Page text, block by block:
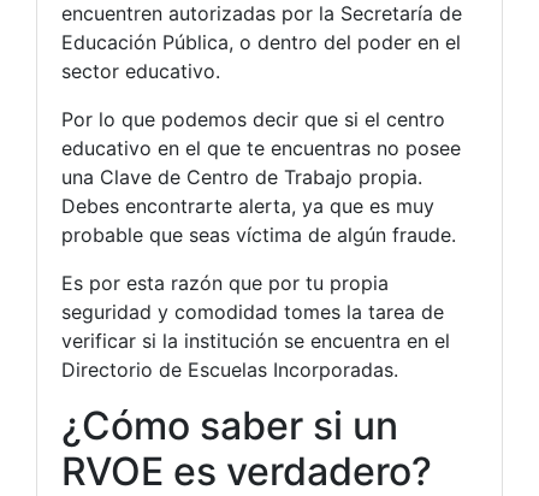
encuentren autorizadas por la Secretaría de
Educación Pública, o dentro del poder en el
sector educativo.
Por lo que podemos decir que si el centro
educativo en el que te encuentras no posee
una Clave de Centro de Trabajo propia.
Debes encontrarte alerta, ya que es muy
probable que seas víctima de algún fraude.
Es por esta razón que por tu propia
seguridad y comodidad tomes la tarea de
verificar si la institución se encuentra en el
Directorio de Escuelas Incorporadas.
¿Cómo saber si un
RVOE es verdadero?